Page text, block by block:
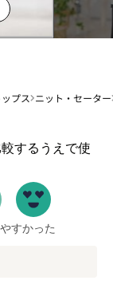
ップス ニット・セーター
するうえで使
すかった